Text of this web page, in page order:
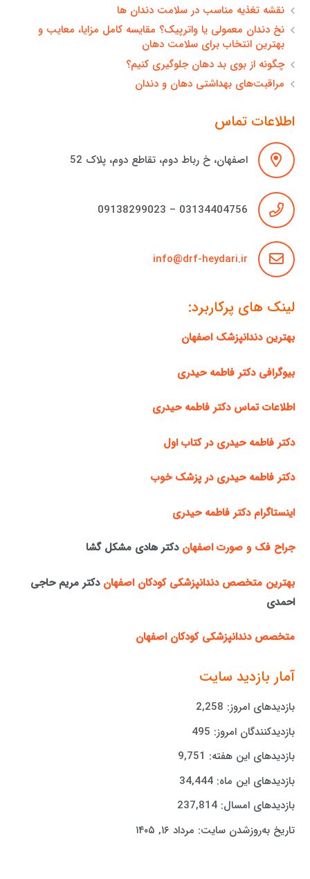
نقشه تغذیه مناسب در سلامت دندان ها
نخ دندان معمولی یا واترپیک؟ مقایسه کامل مزایا، معایب و
بهترین انتخاب برای سلامت دهان
چگونه از بوی بد دهان جلوگیری کنیم؟
مراقبت‌های بهداشتی دهان و دندان
اطلاعات تماس
اصفهان، خ رباط دوم، تقاطع دوم، پلاک 52
03134404756 – 09138299023
info@drf-heydari.ir
لینک های پرکاربرد:
بهترین دندانپزشک اصفهان
بیوگرافی دکتر فاطمه حیدری
اطلاعات تماس دکتر فاطمه حیدری
دکتر فاطمه حیدری در کتاب اول
دکتر فاطمه حیدری در پزشک خوب
اینستاگرام دکتر فاطمه حیدری
جراح فک و صورت اصفهان دکتر هادی مشکل گشا
بهترین متخصص دندانپزشکی کودکان اصفهان دکتر مریم حاجی
احمدی
متخصص دندانپزشکی کودکان اصفهان
آمار بازدید سایت
بازدیدهای امروز: 2,258
بازدیدکنندگان امروز: 495
بازدیدهای این هفته: 9,751
بازدیدهای این ماه:34,444
بازدیدهای امسال:237,814
تاریخ به‌روزشدن سایت: مرداد ۱۶, ۱۴۰۵